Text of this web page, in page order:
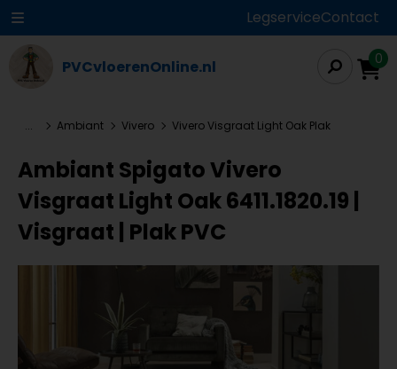
LegserviceContact
PVCvloerenOnline.nl 0
... Ambiant Vivero Vivero Visgraat Light Oak Plak
Ambiant Spigato Vivero
Visgraat Light Oak 6411.1820.19 |
Visgraat | Plak PVC